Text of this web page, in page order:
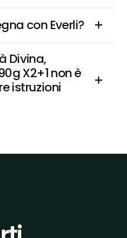
con Everli?
Divina,
X2+1 non è
istruzioni